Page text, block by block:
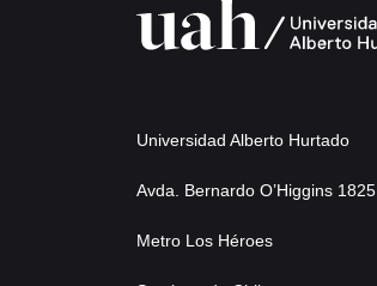
Universidad Alberto Hurtado
Avda. Bernardo O’Higgins 1825
Metro Los Héroes